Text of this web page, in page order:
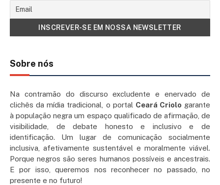
Sobre nós
Na contramão do discurso excludente e enervado de
clichês da mídia tradicional, o portal Ceará Criolo garante
à população negra um espaço qualificado de afirmação, de
visibilidade, de debate honesto e inclusivo e de
identificação. Um lugar de comunicação socialmente
inclusiva, afetivamente sustentável e moralmente viável.
Porque negros são seres humanos possíveis e ancestrais.
E por isso, queremos nos reconhecer no passado, no
presente e no futuro!